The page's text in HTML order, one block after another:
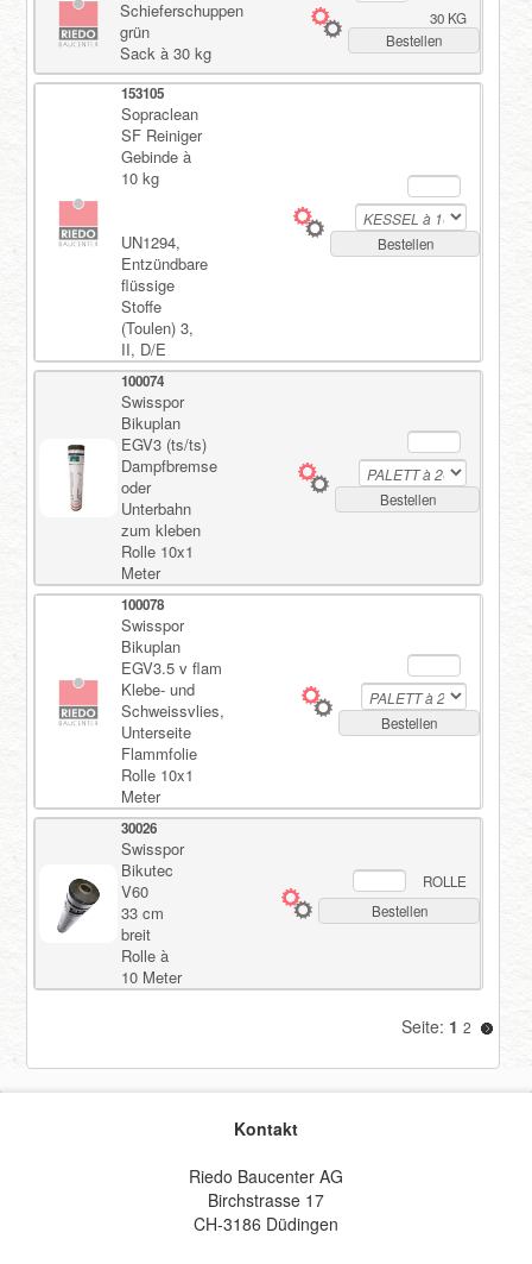
Schieferschuppen
grün
Sack à 30 kg
30 KG
Bestellen
153105
Sopraclean
SF Reiniger
Gebinde à
10 kg
UN1294,
Entzündbare
flüssige
Stoffe
(Toulen) 3,
II, D/E
Bestellen
100074
Swisspor
Bikuplan
EGV3 (ts/ts)
Dampfbremse
oder
Unterbahn
zum kleben
Rolle 10x1
Meter
Bestellen
100078
Swisspor
Bikuplan
EGV3.5 v flam
Klebe- und
Schweissvlies,
Unterseite
Flammfolie
Rolle 10x1
Meter
Bestellen
30026
Swisspor
Bikutec
V60
33 cm
breit
Rolle à
10 Meter
ROLLE
Bestellen
Seite: 1 2
Kontakt
Riedo Baucenter AG
Birchstrasse 17
CH-3186 Düdingen